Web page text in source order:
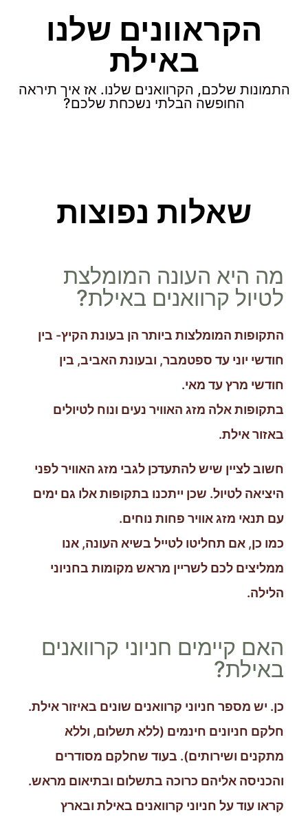
הקראוונים שלנו
באילת
התמונות שלכם, הקרוואנים שלנו. אז איך תיראה
החופשה הבלתי נשכחת שלכם?
שאלות נפוצות
מה היא העונה המומלצת
לטיול קרוואנים באילת?
התקופות המומלצות ביותר הן בעונת הקיץ- בין
חודשי יוני עד ספטמבר, ובעונת האביב, בין
חודשי מרץ עד מאי.
בתקופות אלה מזג האוויר נעים ונוח לטיולים
באזור אילת.
חשוב לציין שיש להתעדכן לגבי מזג האוויר לפני
היציאה לטיול. שכן ייתכנו בתקופות אלו גם ימים
עם תנאי מזג אוויר פחות נוחים.
כמו כן, אם תחליטו לטייל בשיא העונה, אנו
ממליצים לכם לשריין מראש מקומות בחניוני
הלילה.
האם קיימים חניוני קרוואנים
באילת?
כן. יש מספר חניוני קרוואנים שונים באיזור אילת.
חלקם חניונים חינמים (ללא תשלום, וללא
מתקנים ושירותים). בעוד שחלקם מסודרים
והכניסה אליהם כרוכה בתשלום ובתיאום מראש.
קראו עוד על חניוני קרוואנים באילת ובארץ